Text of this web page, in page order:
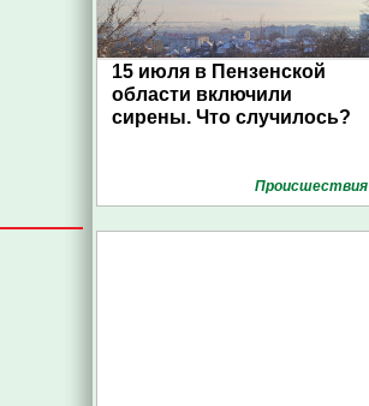
15 июля в Пензенской
области включили
сирены. Что случилось?
Проиcшествия